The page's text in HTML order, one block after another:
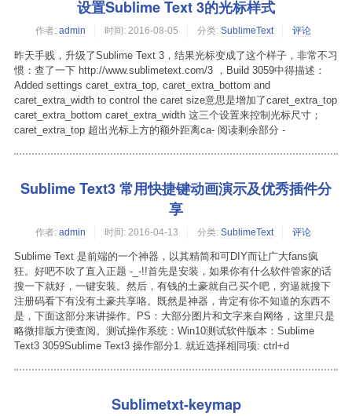
设置Sublime Text 3的光标样式
作者: admin 时间: 2016-08-05 分类: SublimeText 评论
昨天手贱，升级了Sublime Text 3，结果光标变成了这个样子，非常不习
惯：查了一下 http://www.sublimetext.com/3 ，Build 3059中得描述：
Added settings caret_extra_top, caret_extra_bottom and
caret_extra_width to control the caret size意思是增加了caret_extra_top
caret_extra_bottom caret_extra_width 这三个设置来控制光标尺寸；
caret_extra_top 超出光标上方的额外距离ca- 阅读剩余部分 -
Sublime Text3 常用快捷键动画演示及优秀插件分
享
作者: admin 时间: 2016-04-13 分类: SublimeText 评论
Sublime Text 是前端的一个神器，以其精简和可DIY而让广大fans疯
狂。好吧不吹了直入正题 -_-!!首先是安装，如果你有什么软件管家的话
搜一下就好，一键安装。然后，有钱的土豪就自己买个吧，穷逼就搜下
注册码看下有没有土豪共享咯。既然是神器，肯定有你不知道的东西不
是，下面这部分来讲操作。PS：大部分图片和文字来自网络，这里只是
略微排版方便查阅。测试操作系统：Win10测试软件版本：Sublime
Text3 3059Sublime Text3 操作部分1. 就近选择相同项: ctrl+d
Sublimetxt-keymap